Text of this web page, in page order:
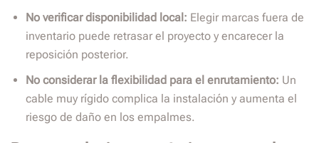
No verificar disponibilidad local: Elegir marcas fuera de
inventario puede retrasar el proyecto y encarecer la
reposición posterior.
No considerar la flexibilidad para el enrutamiento: Un
cable muy rígido complica la instalación y aumenta el
riesgo de daño en los empalmes.